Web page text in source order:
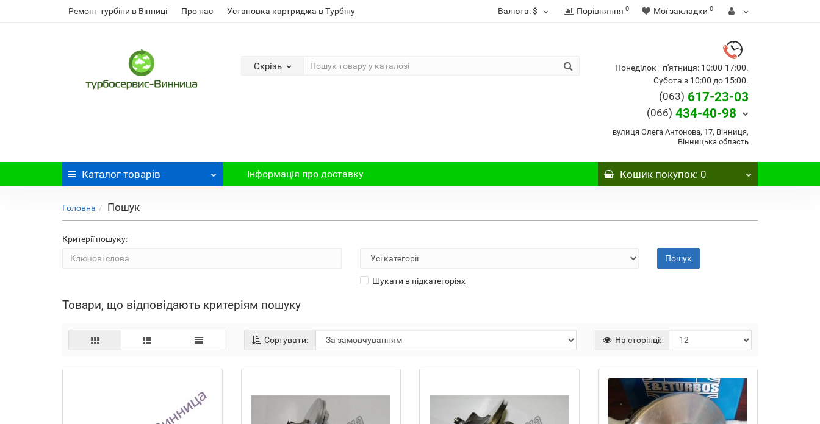
Ремонт турбіни в Вінниці Про нас Установка картриджа в Турбіну Валюта:$ Порівняння 0 Мої закладки 0
Скрізь
Понеділок - п'ятниця: 10:00-17:00.
Субота з 10:00 до 15:00.
(063) 617-23-03
(066) 434-40-98
вулиця Олега Антонова, 17, Вінниця,
Вінницька область
Каталог товарів Інформація про доставку Кошикпокупок: 0
Головна Пошук
Критерії пошуку:
Шукати в підкатегоріях
Товари, що відповідають критеріям пошуку
Сортувати: На сторінці: